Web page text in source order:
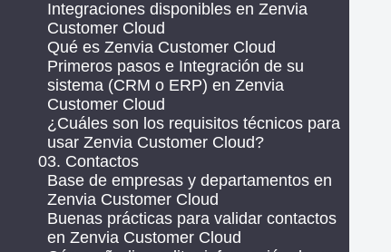
Integraciones disponibles en Zenvia
Customer Cloud
Qué es Zenvia Customer Cloud
Primeros pasos e Integración de su
sistema (CRM o ERP) en Zenvia
Customer Cloud
¿Cuáles son los requisitos técnicos para
usar Zenvia Customer Cloud?
03. Contactos
Base de empresas y departamentos en
Zenvia Customer Cloud
Buenas prácticas para validar contactos
en Zenvia Customer Cloud